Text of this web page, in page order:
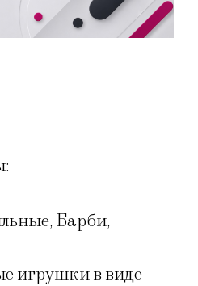
Барби,
игрушки в виде